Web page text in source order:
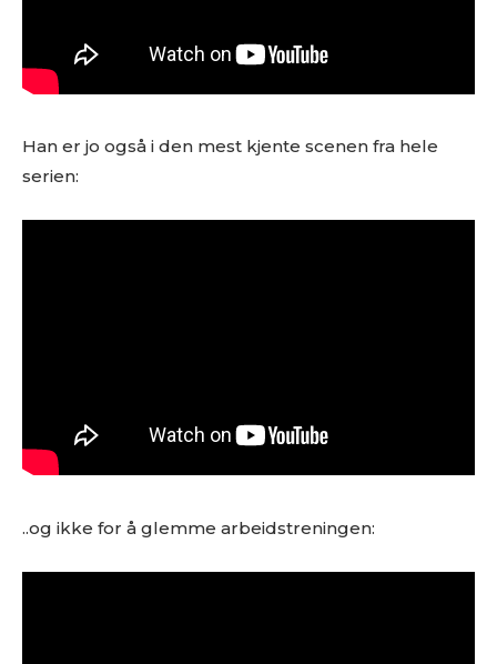
Han er jo også i den mest kjente scenen fra hele
serien:
..og ikke for å glemme arbeidstreningen: